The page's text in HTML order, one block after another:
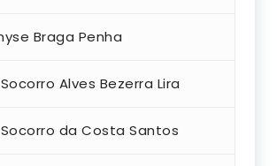
Braga Penha
Alves Bezerra Lira
da Costa Santos